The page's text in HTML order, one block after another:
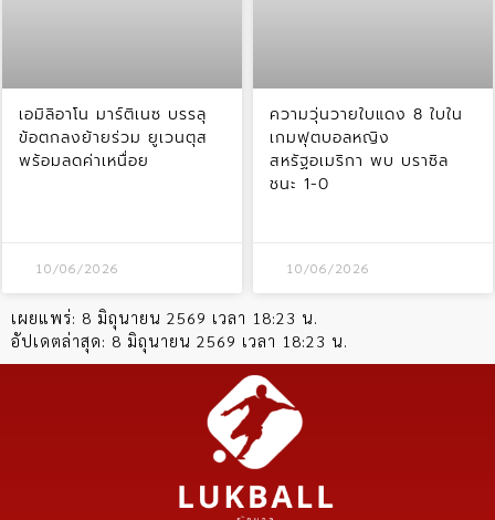
เอมิลิอาโน มาร์ติเนซ บรรลุ
ข้อตกลงย้ายร่วม ยูเวนตุส
พร้อมลดค่าเหนื่อย
10/06/2026
ความวุ่นวายใบแดง 8 ใบใน
เกมฟุตบอลหญิง
สหรัฐอเมริกา พบ บราซิล
ชนะ 1-0
10/06/2026
เผยแพร่: 8 มิถุนายน 2569 เวลา 18:23 น.
อัปเดตล่าสุด: 8 มิถุนายน 2569 เวลา 18:23 น.